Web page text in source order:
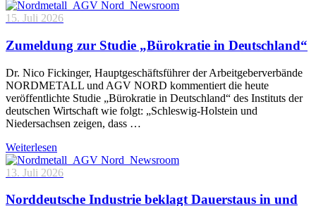
15. Juli 2026
Zumeldung zur Studie „Bürokratie in Deutschland“
Dr. Nico Fickinger, Hauptgeschäftsführer der Arbeitgeberverbände
NORDMETALL und AGV NORD kommentiert die heute
veröffentlichte Studie „Bürokratie in Deutschland“ des Instituts der
deutschen Wirtschaft wie folgt: „Schleswig-Holstein und
Niedersachsen zeigen, dass …
Weiterlesen
13. Juli 2026
Norddeutsche Industrie beklagt Dauerstaus in und